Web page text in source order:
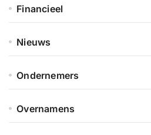
Financieel
Nieuws
Ondernemers
Overnamens